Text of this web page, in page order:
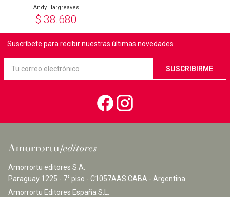
Andy Hargreaves
$ 38.680
Suscríbete para recibir nuestras últimas novedades
Amorrortu editores S.A.
Paraguay 1225 - 7° piso - C1057AAS CABA - Argentina
Amorrortu Editores España S.L.